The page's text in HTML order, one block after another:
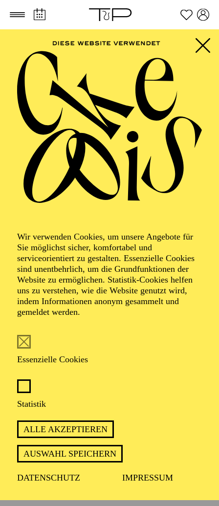
Zum Hauptinhalt springen Zum Footer springen
Wir verwenden Cookies, um unsere Angebote für
Sie möglichst sicher, komfortabel und
serviceorientiert zu gestalten. Essenzielle Cookies
sind unentbehrlich, um die Grundfunktionen der
Website zu ermöglichen. Statistik-Cookies helfen
uns zu verstehen, wie die Website genutzt wird,
indem Informationen anonym gesammelt und
gemeldet werden.
Essenzielle Cookies
Statistik
ALLE AKZEPTIEREN
AUSWAHL SPEICHERN
DATENSCHUTZ IMPRESSUM
Ceren Bozkurt
Ceren Bozkurt, *1994 in Malatya, machte bereits mit
13 Jahren erste professionelle Erfahrungen auf der
„Malatya Inönü Universität - State Consevatory
(Türkei)“. Dort erlernte sie ihr erstes klassisches
Hauptinstrument Cello. Weitere Instrumente wie: Saz
(Baglama), Gitarre, Kaval (Hirtenflöte), Mey-Duduk
(Blasinstrument) und Kabak-Kemane
(Streichinstrument) folgten autodidaktisch. An der
Erzincan Universität studierte sie Musik auf Lehramt.
Music“ (2019 - 2022) studierte. Seither arbeitet sie als
freischaffende Musikerin und Sängerin wie u.a. am
Theater Bonn und am Theater Osnabrück.
Mehr anzeigen
TERMINE UND TICKETS
Samstag